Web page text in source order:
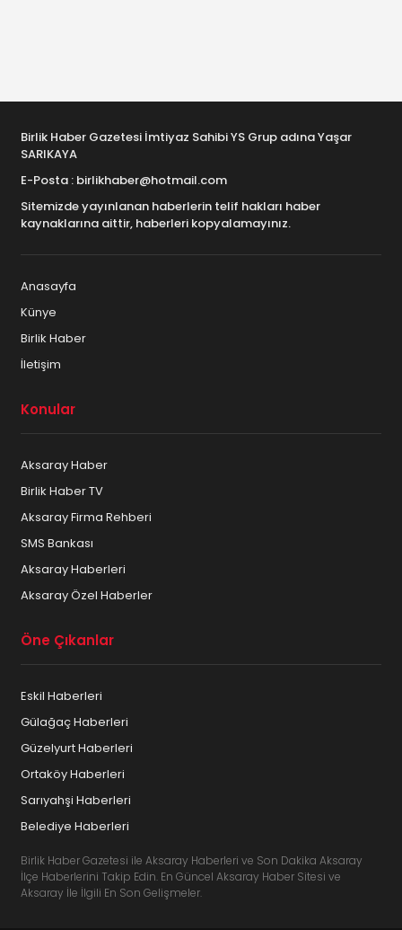
Birlik Haber Gazetesi İmtiyaz Sahibi YS Grup adına Yaşar
SARIKAYA
E-Posta : birlikhaber@hotmail.com
Sitemizde yayınlanan haberlerin telif hakları haber
kaynaklarına aittir, haberleri kopyalamayınız.
Anasayfa
Künye
Birlik Haber
İletişim
Konular
Aksaray Haber
Birlik Haber TV
Aksaray Firma Rehberi
SMS Bankası
Aksaray Haberleri
Aksaray Özel Haberler
Öne Çıkanlar
Eskil Haberleri
Gülağaç Haberleri
Güzelyurt Haberleri
Ortaköy Haberleri
Sarıyahşi Haberleri
Belediye Haberleri
Birlik Haber Gazetesi ile Aksaray Haberleri ve Son Dakika Aksaray
İlçe Haberlerini Takip Edin. En Güncel Aksaray Haber Sitesi ve
Aksaray İle İlgili En Son Gelişmeler.